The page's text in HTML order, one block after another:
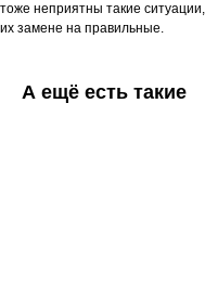
тоже неприятны такие
их замене на правильные.
А ещё есть такие